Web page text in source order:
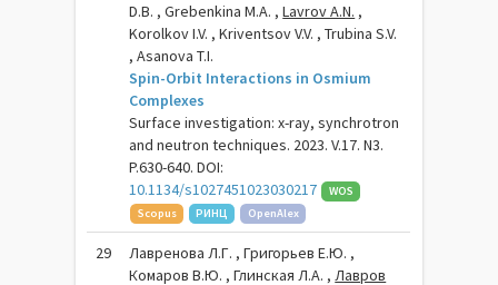
D.B. , Grebenkina M.A. ,Lavrov A.N. ,
Korolkov I.V. , Kriventsov V.V. , Trubina S.V.
, Asanova T.I.
Spin-Orbit Interactions in Osmium
Complexes
Surface investigation: x-ray, synchrotron
and neutron techniques. 2023. V.17. N3.
P.630-640. DOI:
10.1134/s1027451023030217
WOS
Scopus
РИНЦ OpenAlex
29
Лавренова Л.Г. , Григорьев Е.Ю. ,
Комаров В.Ю. , Глинская Л.А. ,Лавров